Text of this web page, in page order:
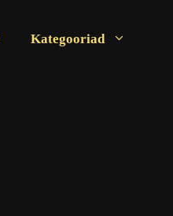
Kategooriad